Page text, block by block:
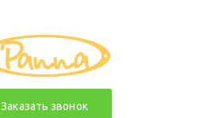
Заказать звонок